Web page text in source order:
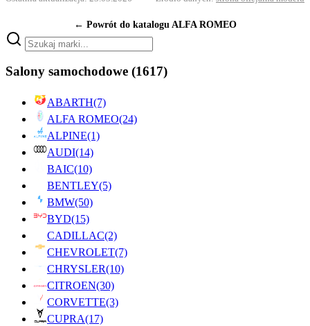
← Powrót do katalogu ALFA ROMEO
Salony samochodowe (1617)
ABARTH(7)
ALFA ROMEO(24)
ALPINE(1)
AUDI(14)
BAIC(10)
BENTLEY(5)
BMW(50)
BYD(15)
CADILLAC(2)
CHEVROLET(7)
CHRYSLER(10)
CITROEN(30)
CORVETTE(3)
CUPRA(17)